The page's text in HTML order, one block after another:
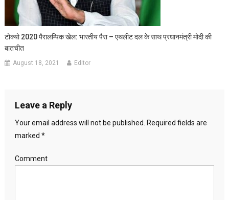
टोक्यो 2020 पैरालम्पिक खेल: भारतीय पैरा – एथलीट दल के साथ प्रधानमंत्री मोदी की
बातचीत
August 18, 2021 Editor
Leave a Reply
Your email address will not be published.
Required fields are
marked *
Comment